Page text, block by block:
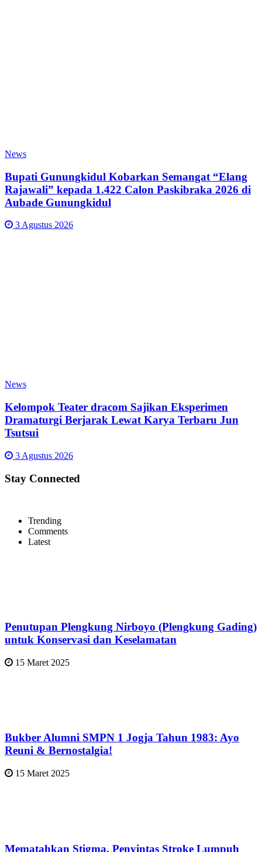
News
Bupati Gunungkidul Kobarkan Semangat “Elang
Rajawali” kepada 1.422 Calon Paskibraka 2026 di
Aubade Gunungkidul
3 Agustus 2026
News
Kelompok Teater dracom Sajikan Eksperimen
Dramaturgi Berjarak Lewat Karya Terbaru Jun
Tsutsui
3 Agustus 2026
Stay Connected
Trending
Comments
Latest
Penutupan Plengkung Nirboyo (Plengkung Gading)
untuk Konservasi dan Keselamatan
15 Maret 2025
Bukber Alumni SMPN 1 Jogja Tahun 1983: Ayo
Reuni & Bernostalgia!
15 Maret 2025
Mematahkan Stigma, Penyintas Stroke Lumpuh